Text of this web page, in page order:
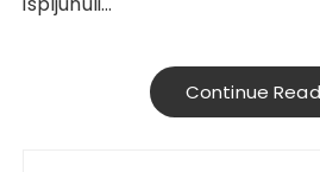
Continue